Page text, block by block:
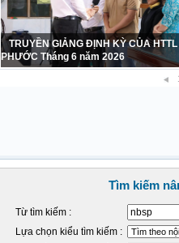
CẢM TẠ – SINH NHẬT LẦN THỨ 42
PHỤ NỮ HTTL VĨNH PHƯỚC 1984 –
Tìm kiếm
Từ tìm kiếm :
Lựa chọn kiểu tìm kiếm :